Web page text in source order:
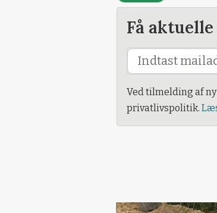
Få
Ved tilmelding af
privatlivspolitik.